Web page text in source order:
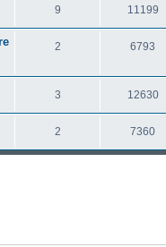
9 11199
2 6793
3 12630
2 7360